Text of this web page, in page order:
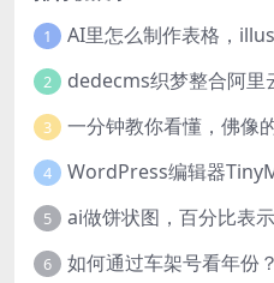
1 AI里怎么制作表格，
2 dedecms织梦整合阿里
3 一分钟教你看懂，佛像
4
5 ai做饼状图，百分比表
6 如何通过车架号看年份？